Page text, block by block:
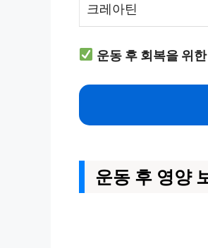
크레아틴
운동 후 회복을 위
운동 후 영양